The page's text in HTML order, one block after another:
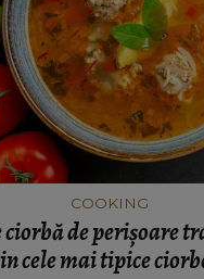
COOKING
ciorbă de perișoare
cele mai tipice